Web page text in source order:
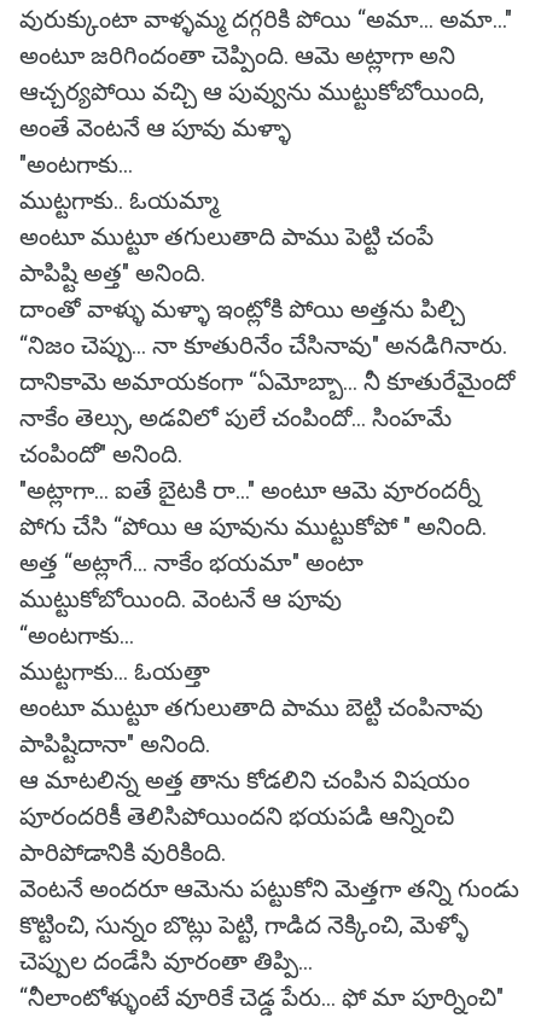
వురుక్కుంటా వాళ్ళమ్మ దగ్గరికి పోయి “అమా... అమా..."
అంటూ జరిగిందంతా చెప్పింది. ఆమె అట్లాగా అని
ఆచ్చర్యపోయి వచ్చి ఆ పువ్వును ముట్టుకోబోయింది,
అంతే వెంటనే ఆ పూవు మళ్ళా
"అంటగాకు...
ముట్టగాకు.. ఓయమ్మా
అంటూ ముట్టూ తగులుతాది పాము పెట్టి చంపే
పాపిష్టి అత్త" అనింది.
దాంతో వాళ్ళు మళ్ళా ఇంట్లోకి పోయి అత్తను పిల్చి
“నిజం చెప్పు... నా కూతురినేం చేసినావు" అనడిగినారు.
దానికామె అమాయకంగా “ఏమోబ్బా... నీ కూతురేమైందో
నాకేం తెల్సు, అడవిలో పులే చంపిందో... సింహమే
చంపిందో" అనింది.
"అట్లాగా... ఐతే బైటకి రా..." అంటూ ఆమె వూరందర్నీ
పోగు చేసి “పోయి ఆ పూవును ముట్టుకోపో " అనింది.
అత్త “అట్లాగే... నాకేం భయమా" అంటా
ముట్టుకోబోయింది. వెంటనే ఆ పూవు
“అంటగాకు...
ముట్టగాకు... ఓయత్తా
అంటూ ముట్టూ తగులుతాది పాము బెట్టి చంపినావు
పాపిష్టిదానా" అనింది.
ఆ మాటలిన్న అత్త తాను కోడలిని చంపిన విషయం
పూరందరికీ తెలిసిపోయిందని భయపడి ఆన్నించి
పారిపోడానికి వురికింది.
వెంటనే అందరూ ఆమెను పట్టుకోని మెత్తగా తన్ని గుండు
కొట్టించి, సున్నం బొట్లు పెట్టి, గాడిద నెక్కించి, మెళ్ళో
చెప్పుల దండేసి వూరంతా తిప్పి...
“నీలాంటోళ్ళుంటే వూరికే చెడ్డ పేరు... ఫో మా పూర్నించి"